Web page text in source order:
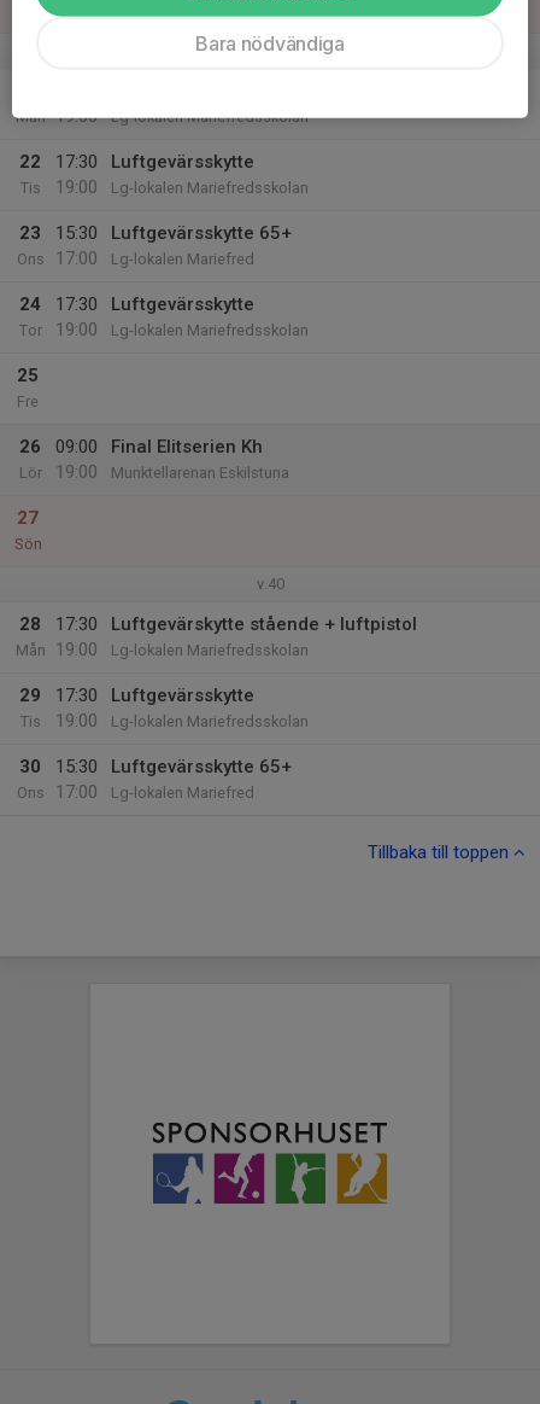
Sön
v.39
Mån 19:00
Lg-lokalen Mariefredsskolan
22
Tis
17:30
19:00
Luftgevärsskytte
Lg-lokalen Mariefredsskolan
23
Ons
15:30
17:00
Luftgevärsskytte 65+
Lg-lokalen Mariefred
24
Tor
17:30
19:00
Luftgevärsskytte
Lg-lokalen Mariefredsskolan
25
Fre
26
Lör
09:00
19:00
Final Elitserien Kh
Munktellarenan Eskilstuna
27
Sön
v.40
28
Mån
17:30
19:00
Luftgevärskytte stående + luftpistol
Lg-lokalen Mariefredsskolan
29
Tis
17:30
19:00
Luftgevärsskytte
Lg-lokalen Mariefredsskolan
30
Ons
15:30
17:00
Luftgevärsskytte 65+
Lg-lokalen Mariefred
Tillbaka till toppen
Bara nödvändiga